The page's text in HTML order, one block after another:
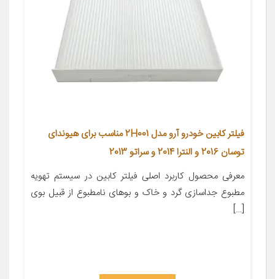
فیلتر کابین خودرو آرو مدل 2H001 مناسب برای هیوندای
توسان 2016 و النترا 2014 و سراتو 2013
معرفی محصول کاربرد اصلی فیلتر کابین در سیستم تهویه
مطبوع جداسازی گرد و خاک و بوهای نامطبوع از قبیل بوی
[…]